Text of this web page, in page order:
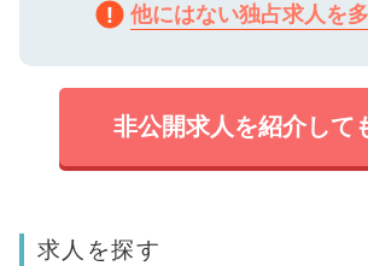
他にはない独占求人を
非公開求人を紹介して
求人を探す